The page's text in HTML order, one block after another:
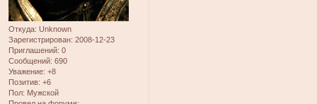
Откуда: Unknown
Зарегистрирован: 2008-12-23
Приглашений: 0
Сообщений: 690
Уважение: +8
Позитив: +6
Пол: Мужской